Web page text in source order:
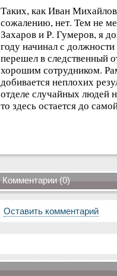
Таких, как Иван
сожалению, нет. Тем не
Захаров и Р. Гумеров, я
году начинал с
перешел в следственный
хорошим сотрудником.
добивается неплохих
отделе случайных людей
то здесь остается до
Комментарии (0)
Оставить комментарий